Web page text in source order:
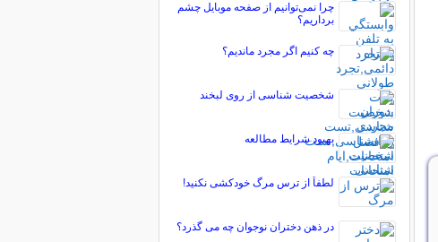
چرا نمی‌توانیم از صفحه موبایل چشم
برداریم؟
چه کنیم اگر مجرد ماندیم؟
شخصیت شناسی از روی لبخند
بهبود شرایط مطالعه
لطفاً از ترس مرگ خودکشی نکنید!
در ذهن دختران نوجوان چه می گذرد؟